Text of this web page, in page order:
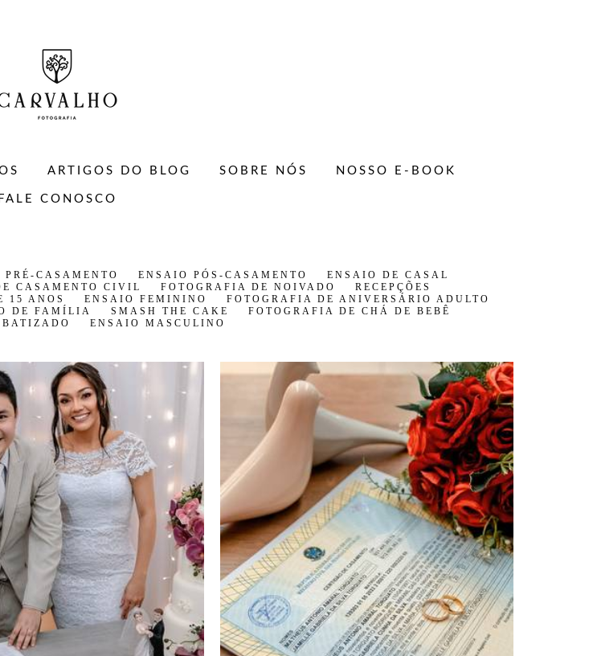
ARTIGOS DO BLOG SOBRE NÓS NOSSO E-BOOK
FALE CONOSCO
PRÉ-CASAMENTO ENSAIO PÓS-CASAMENTO
ENSAIO DE CASAL
CASAMENTO CIVIL FOTOGRAFIA DE NOIVADO
RECEPÇÕES
15 ANOS ENSAIO FEMININO
FOTOGRAFIA DE ANIVERSÁRIO ADULTO
DE FAMÍLIA SMASH THE CAKE
FOTOGRAFIA DE CHÁ DE BEBÊ
ENSAIO MASCULINO